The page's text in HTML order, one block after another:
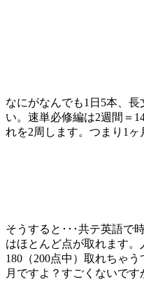
なにがなんでも1日5本、長
い。速単必修編は2週間＝
れを2周します。つまり1ヶ
そうすると･･･共テ英語で
はほとんど点が取れます。
180（200点中）取れちゃ
月ですよ？すごくないです